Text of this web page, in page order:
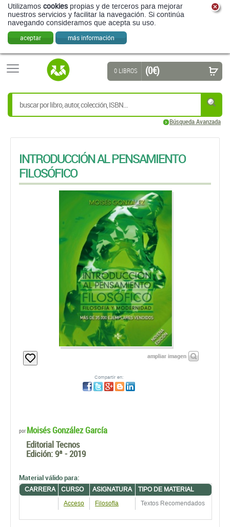
Utilizamos cookies propias y de terceros para mejorar
nuestros servicios y facilitar la navegación. Si continúa
navegando consideramos que acepta su uso.
aceptar más información
Búsqueda Avanzada
0 LIBROS (0 €)
INTRODUCCIÓN AL PENSAMIENTO
FILOSÓFICO
ampliar imagen
Compartir en:
por Moisés González García
Editorial Tecnos
Edición:9ª - 2019
Material válido para:
CARRERA CURSO ASIGNATURA
TIPO DE MATERIAL
Acceso
Filosofía Textos Recomendados